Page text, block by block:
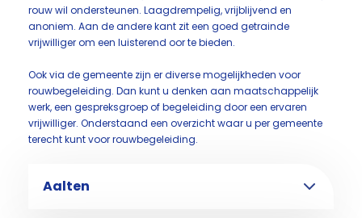
rouw wil ondersteunen. Laagdrempelig, vrijblijvend en
anoniem. Aan de andere kant zit een goed getrainde
vrijwilliger om een luisterend oor te bieden.
Ook via de gemeente zijn er diverse mogelijkheden voor
rouwbegeleiding. Dan kunt u denken aan maatschappelijk
werk, een gespreksgroep of begeleiding door een ervaren
vrijwilliger. Onderstaand een overzicht waar u per gemeente
terecht kunt voor rouwbegeleiding.
Aalten